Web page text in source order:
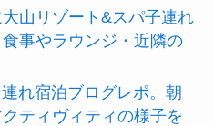
山リゾート&スパ子連れ
事やラウンジ・近隣の
れ宿泊ブログレポ。朝
ティヴィティの様子を